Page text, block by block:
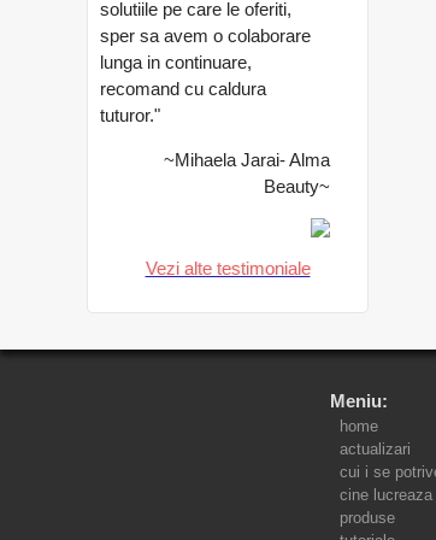
solutiile pe care le oferiti,
sper sa avem o colaborare
lunga in continuare,
recomand cu caldura
tuturor."
~Mihaela Jarai- Alma
Beauty~
Vezi alte testimoniale
Meniu:
home
actualizari
cui i se
cine
produse